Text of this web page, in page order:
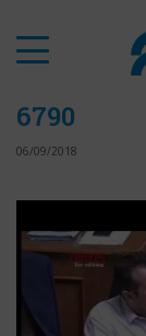
6790
06/09/2018